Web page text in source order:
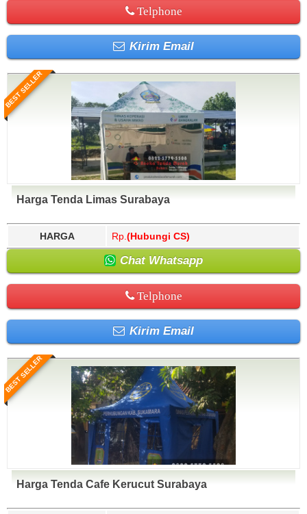
Telphone
Kirim Email
BEST SELLER
Harga Tenda Limas Surabaya
HARGA Rp. (Hubungi CS)
Chat Whatsapp
Telphone
Kirim Email
BEST SELLER
Harga Tenda Cafe Kerucut Surabaya